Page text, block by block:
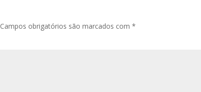
Campos obrigatórios são marcados com*